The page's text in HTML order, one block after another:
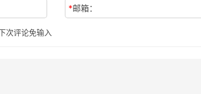
*邮箱：
次评论免输入